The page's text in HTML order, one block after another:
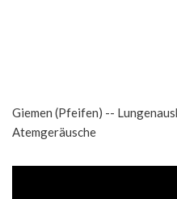
Giemen (Pfeifen) --
Atemgeräusche